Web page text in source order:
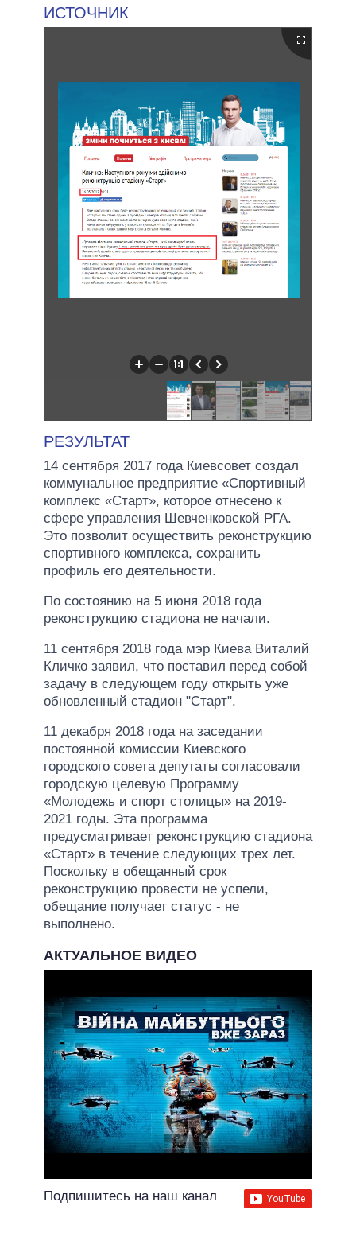
ИСТОЧНИК
РЕЗУЛЬТАТ
14 сентября 2017 года Киевсовет создал
коммунальное предприятие «Спортивный
комплекс «Старт», которое отнесено к
сфере управления Шевченковской РГА.
Это позволит осуществить реконструкцию
спортивного комплекса, сохранить
профиль его деятельности.
По состоянию на 5 июня 2018 года
реконструкцию стадиона не начали.
11 сентября 2018 года мэр Киева Виталий
Кличко заявил, что поставил перед собой
задачу в следующем году открыть уже
обновленный стадион "Старт".
11 декабря 2018 года на заседании
постоянной комиссии Киевского
городского совета депутаты согласовали
городскую целевую Программу
«Молодежь и спорт столицы» на 2019-
2021 годы. Эта программа
предусматривает реконструкцию стадиона
«Старт» в течение следующих трех лет.
Поскольку в обещанный срок
реконструкцию провести не успели,
обещание получает статус - не
выполнено.
АКТУАЛЬНОЕ ВИДЕО
Подпишитесь на наш канал